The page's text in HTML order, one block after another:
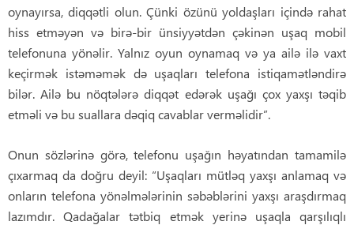
oynayırsa, diqqətli olun. Çünki özünü yoldaşları içində rahat
hiss etməyən və birə-bir ünsiyyətdən çəkinən uşaq mobil
telefonuna yönəlir. Yalnız oyun oynamaq və ya ailə ilə vaxt
keçirmək istəməmək də uşaqları telefona istiqamətləndirə
bilər. Ailə bu nöqtələrə diqqət edərək uşağı çox yaxşı təqib
etməli və bu suallara dəqiq cavablar verməlidir”.
Onun sözlərinə görə, telefonu uşağın həyatından tamamilə
çıxarmaq da doğru deyil: “Uşaqları mütləq yaxşı anlamaq və
onların telefona yönəlmələrinin səbəblərini yaxşı araşdırmaq
lazımdır. Qadağalar tətbiq etmək yerinə uşaqla qarşılıqlı